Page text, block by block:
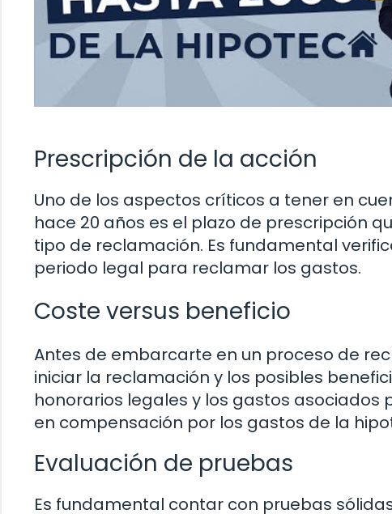
Prescripción de la acción
Uno de los aspectos críticos a tener en
hace 20 años es el plazo de prescripción
tipo de reclamación. Es fundamental
periodo legal para reclamar los gastos.
Coste versus beneficio
Antes de embarcarte en un proceso de
iniciar la reclamación y los posibles
honorarios legales y los gastos
en compensación por los gastos de la
Evaluación de pruebas
Es fundamental contar con pruebas